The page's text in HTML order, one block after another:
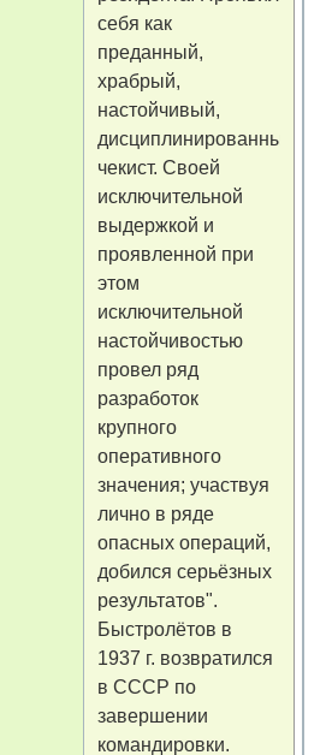
себя как
преданный,
храбрый,
настойчивый,
дисциплинированный
чекист. Своей
исключительной
выдержкой и
проявленной при
этом
исключительной
настойчивостью
провел ряд
разработок
крупного
оперативного
значения; участвуя
лично в ряде
опасных операций,
добился серьёзных
результатов".
Быстролётов в
1937 г. возвратился
в СССР по
завершении
командировки.